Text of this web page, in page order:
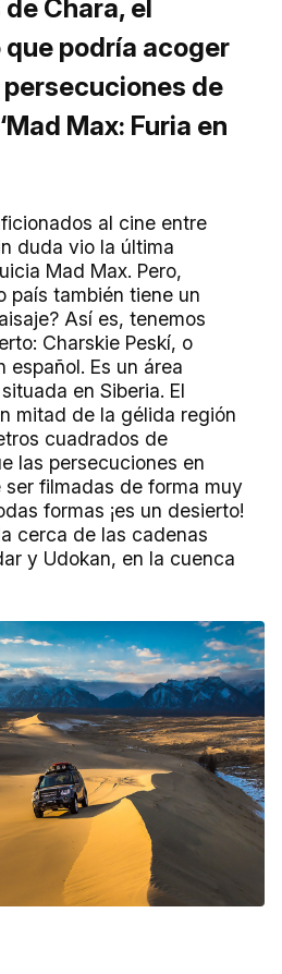
Chara, el
podría acoger
de
Max: Furia en
al cine entre
duda vio la última
Mad Max. Pero,
país también tiene un
Así es, tenemos
Charskie Peskí, o
español. Es un área
en Siberia. El
mitad de la gélida región
cuadrados de
las persecuciones en
filmadas de forma muy
formas ¡es un desierto!
cerca de las cadenas
y Udokan, en la cuenca